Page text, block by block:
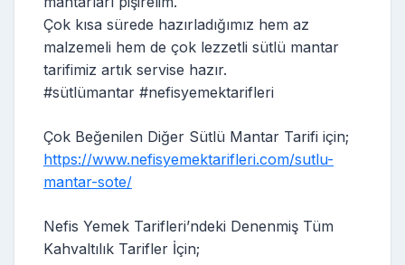
Çok kısa sürede hazırladığımız hem az
malzemeli hem de çok lezzetli sütlü mantar
tarifimiz artık servise hazır.
#sütlümantar #nefisyemektarifleri
Çok Beğenilen Diğer Sütlü Mantar Tarifi için;
https://www.nefisyemektarifleri.com/sutlu-
mantar-sote/
Nefis Yemek Tarifleri’ndeki Denenmiş Tüm
Kahvaltılık Tarifler İçin;